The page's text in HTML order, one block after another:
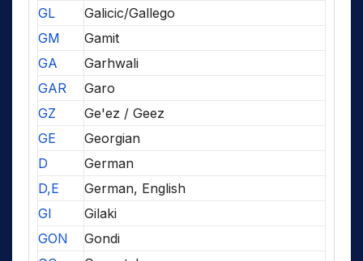
GL
Galicic/Gallego
GM
Gamit
GA
Garhwali
GAR
Garo
GZ
Ge'ez / Geez
GE
Georgian
D
German
D,E
German, English
GI
Gilaki
GON
Gondi